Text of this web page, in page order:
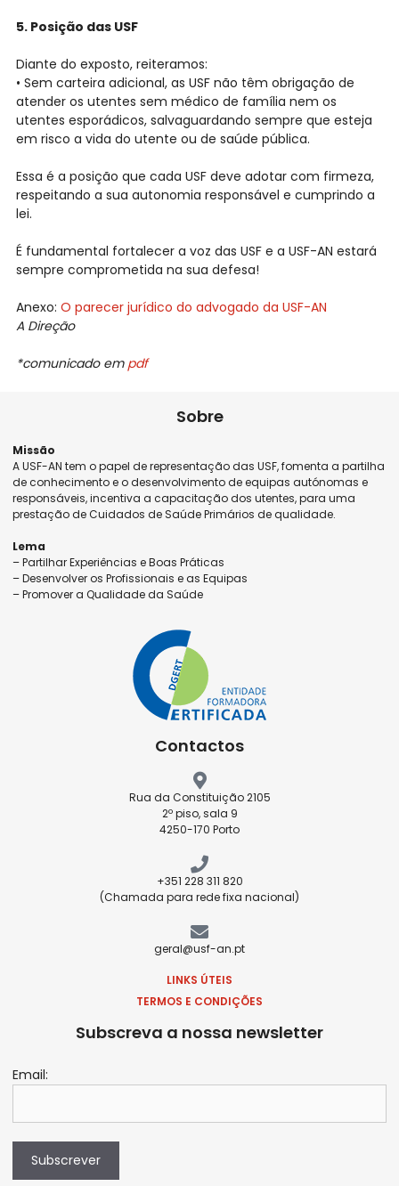
5. Posição das USF
Diante do exposto, reiteramos:
• Sem carteira adicional, as USF não têm obrigação de
atender os utentes sem médico de família nem os
utentes esporádicos, salvaguardando sempre que esteja
em risco a vida do utente ou de saúde pública.
Essa é a posição que cada USF deve adotar com firmeza,
respeitando a sua autonomia responsável e cumprindo a
lei.
É fundamental fortalecer a voz das USF e a USF-AN estará
sempre comprometida na sua defesa!
Anexo: O parecer jurídico do advogado da USF-AN
A Direção
*comunicado em pdf
Sobre
Missão
A USF-AN tem o papel de representação das USF, fomenta a partilha
de conhecimento e o desenvolvimento de equipas autónomas e
responsáveis, incentiva a capacitação dos utentes, para uma
prestação de Cuidados de Saúde Primários de qualidade.
Lema
– Partilhar Experiências e Boas Práticas
– Desenvolver os Profissionais e as Equipas
– Promover a Qualidade da Saúde
Contactos
Rua da Constituição 2105
2º piso, sala 9
4250-170 Porto
+351 228 311 820
(Chamada para rede fixa nacional)
geral@usf-an.pt
LINKS ÚTEIS
TERMOS E CONDIÇÕES
Subscreva a nossa newsletter
Email:
Subscrever